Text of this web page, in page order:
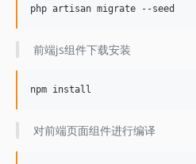
前端js组件下载安装
对前端页面组件进行编译